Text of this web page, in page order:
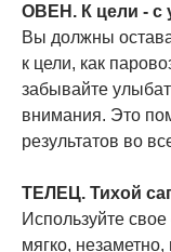
ОВЕН. К цели - с
Вы должны
к цели, как
забывайте
внимания. Это
результатов во
ТЕЛЕЦ. Тихой
Используйте
мягко,